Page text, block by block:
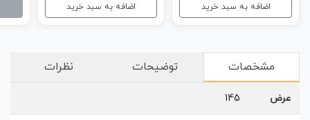
اضافه به سبد خرید اضافه به سبد خرید
مشخصات توضیحات نظرات
عرض 145